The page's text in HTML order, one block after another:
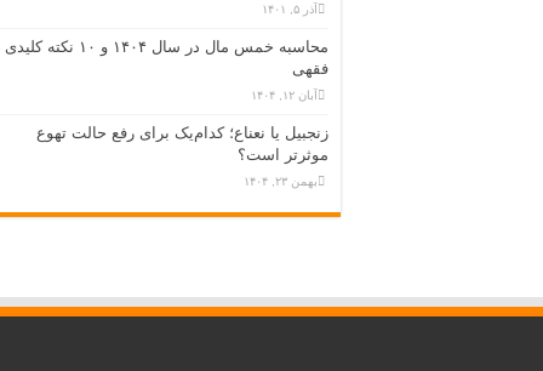
آذر ۵, ۱۴۰۱
محاسبه خمس مال در سال ۱۴۰۴ و ۱۰ نکته کلیدی
فقهی
آبان ۱۲, ۱۴۰۴
زنجبیل یا نعناع؛ کدام‌یک برای رفع حالت تهوع
موثرتر است؟
بهمن ۲۳, ۱۴۰۴